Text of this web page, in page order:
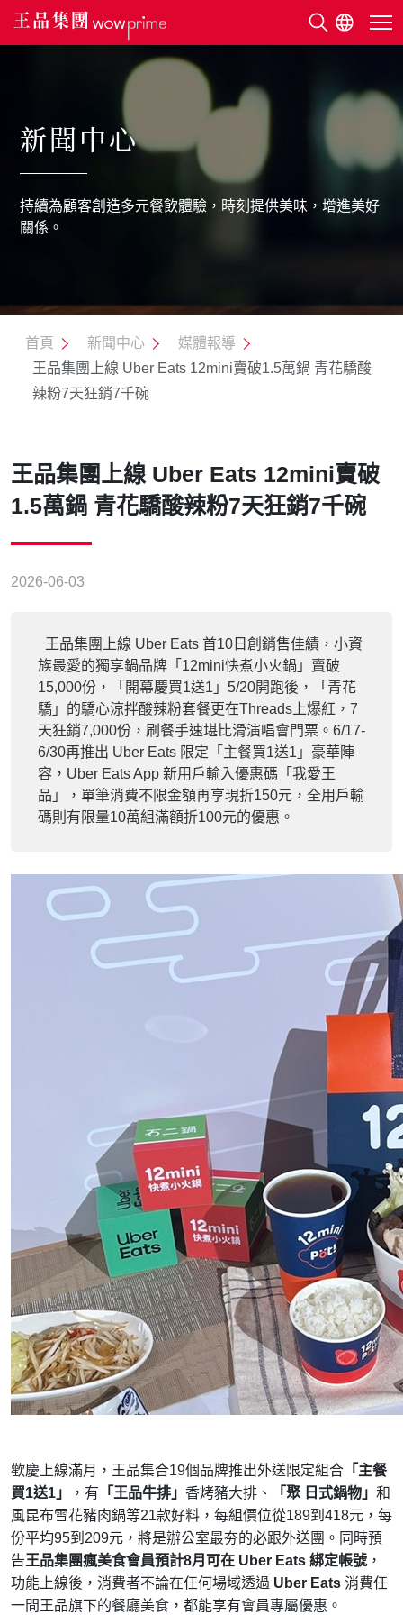
美味地圖
永續發展
人才招募
新聞中心
持續為顧客創造多元餐飲體驗，時刻提供美味，增進美好
關係。
首頁 新聞中心
媒體報導
王品集團上線 Uber Eats 12mini賣破1.5萬鍋 青花驕酸
辣粉7天狂銷7千碗
王品集團上線 Uber Eats 12mini賣破
1.5萬鍋 青花驕酸辣粉7天狂銷7千碗
2026-06-03
王品集團上線 Uber Eats 首10日創銷售佳績，小資
族最愛的獨享鍋品牌「12mini快煮小火鍋」賣破
15,000份，「開幕慶買1送1」5/20開跑後，「青花
驕」的驕心涼拌酸辣粉套餐更在Threads上爆紅，7
天狂銷7,000份，刷餐手速堪比滑演唱會門票。6/17-
6/30再推出 Uber Eats 限定「主餐買1送1」豪華陣
容，Uber Eats App 新用戶輸入優惠碼「我愛王
品」，單筆消費不限金額再享現折150元，全用戶輸
碼則有限量10萬組滿額折100元的優惠。
歡慶上線滿月，王品集合19個品牌推出外送限定組合 「主餐
買1送1」
，有 「王品牛排」 香烤豬大排、 「聚 日式鍋物」 和
風昆布雪花豬肉鍋等21款好料，每組價位從189到418元，每
份平均95到209元，將是辦公室最夯的必跟外送團。同時預
告王品集團瘋美食會員預計8月可在 Uber Eats 綁定帳號 ，
功能上線後，消費者不論在任何場域透過 Uber Eats 消費任
一間王品旗下的餐廳美食，都能享有會員專屬優惠。